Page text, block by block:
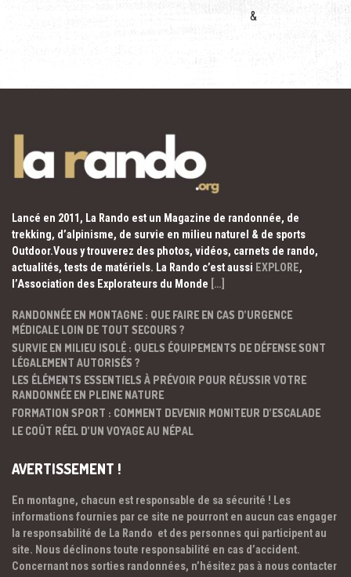
&
Lancé en 2011, La Rando est un Magazine de randonnée, de
trekking, d’alpinisme, de survie en milieu naturel & de sports
Outdoor.Vous y trouverez des photos, vidéos, carnets de rando,
actualités, tests de matériels. La Rando c’est aussi EXPLORE,
l’Association des Explorateurs du Monde […]
RANDONNÉE EN MONTAGNE : QUE FAIRE EN CAS D’URGENCE
MÉDICALE LOIN DE TOUT SECOURS ?
SURVIE EN MILIEU ISOLÉ : QUELS ÉQUIPEMENTS DE DÉFENSE SONT
LÉGALEMENT AUTORISÉS ?
LES ÉLÉMENTS ESSENTIELS À PRÉVOIR POUR RÉUSSIR VOTRE
RANDONNÉE EN PLEINE NATURE
FORMATION SPORT : COMMENT DEVENIR MONITEUR D’ESCALADE
LE COÛT RÉEL D’UN VOYAGE AU NÉPAL
AVERTISSEMENT !
En montagne, chacun est responsable de sa sécurité ! Les
informations fournies par ce site ne pourront en aucun cas engager
la responsabilité de La Rando et des personnes qui participent au
site. Nous déclinons toute responsabilité en cas d’accident.
Concernant nos sorties randonnées, n’hésitez pas à nous contacter